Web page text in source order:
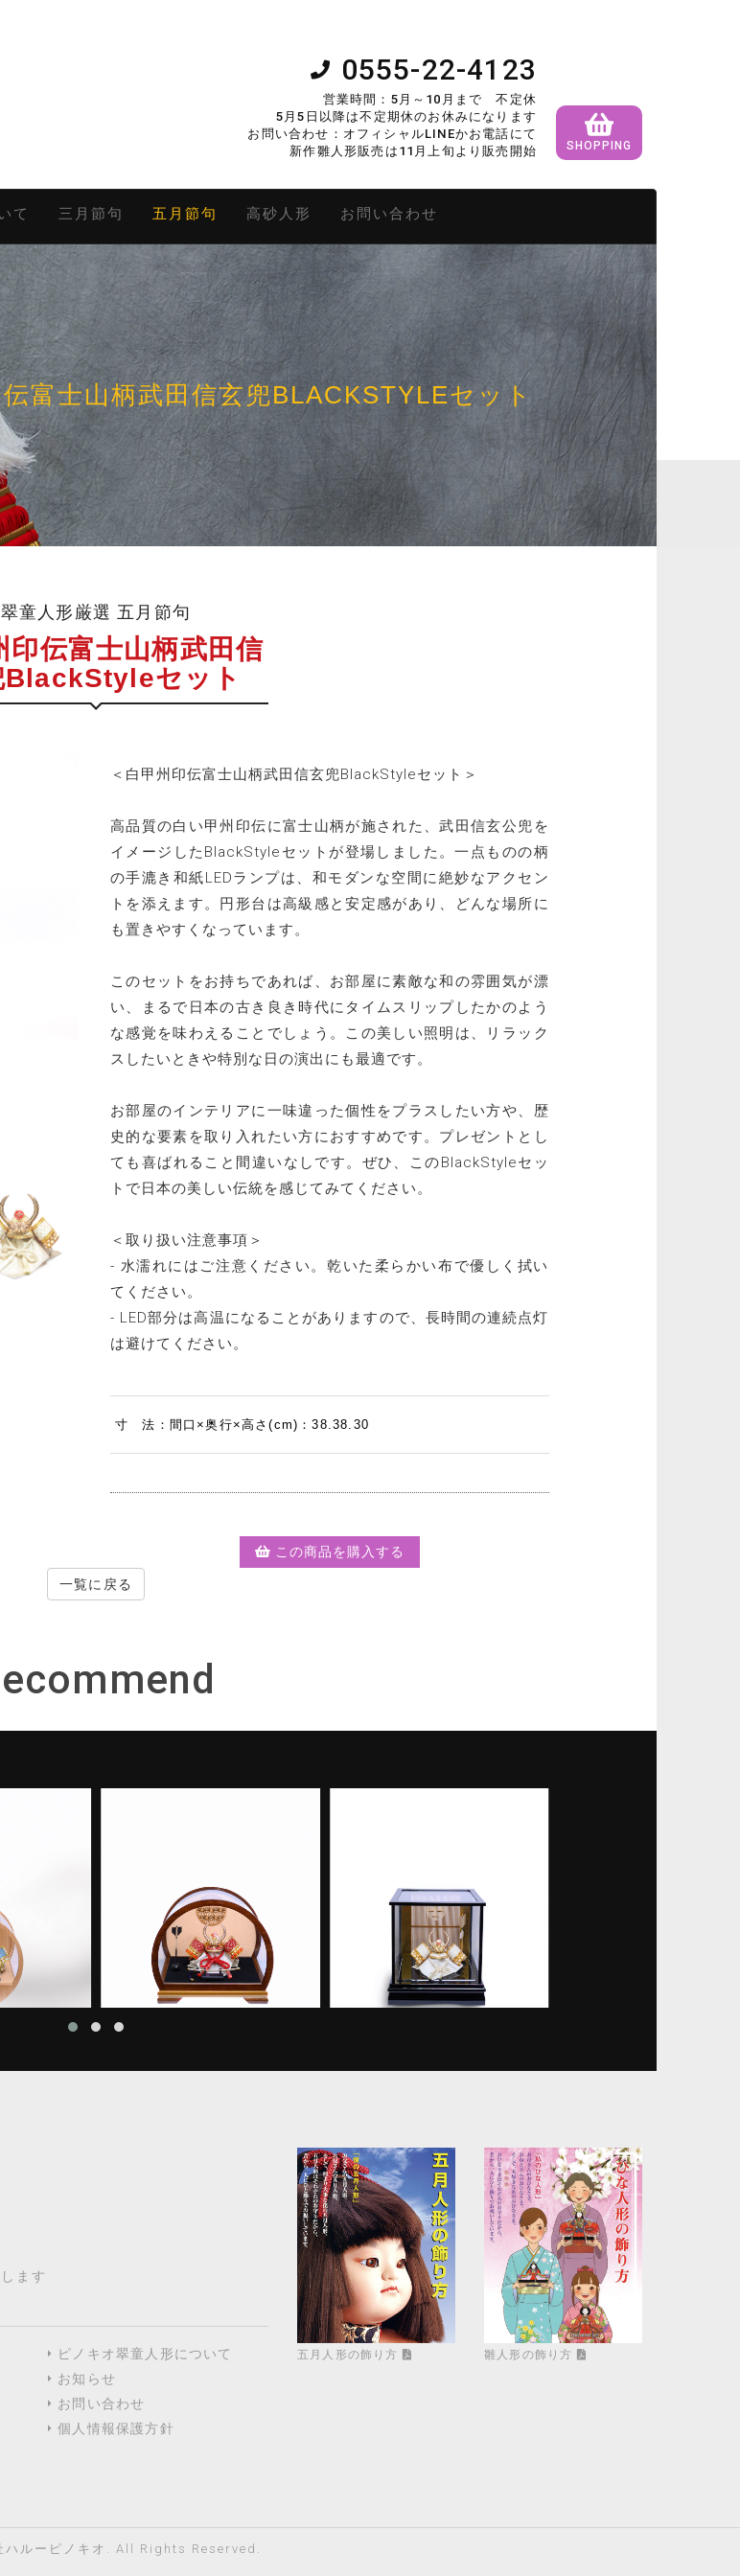
0555-22-4123
営業時間：5月～10月まで 不定休
5月5日以降は不定期休のお休みになります
お問い合わせ：オフィシャルLINEかお電話にて
新作雛人形販売は11月上旬より販売開始
SHOPPING
て 三月節句 五月節句 高砂人形 お問い合わせ
富士山柄武田信玄兜BLACKSTYLEセット
翠童人形厳選 五月節句
印伝富士山柄武田信
BlackStyleセット
＜白甲州印伝富士山柄武田信玄兜BlackStyleセット＞
高品質の白い甲州印伝に富士山柄が施された、武田信玄公兜を
イメージしたBlackStyleセットが登場しました。一点ものの柄
の手漉き和紙LEDランプは、和モダンな空間に絶妙なアクセン
トを添えます。円形台は高級感と安定感があり、どんな場所に
も置きやすくなっています。
このセットをお持ちであれば、お部屋に素敵な和の雰囲気が漂
い、まるで日本の古き良き時代にタイムスリップしたかのよう
な感覚を味わえることでしょう。この美しい照明は、リラック
スしたいときや特別な日の演出にも最適です。
お部屋のインテリアに一味違った個性をプラスしたい方や、歴
史的な要素を取り入れたい方におすすめです。プレゼントとし
ても喜ばれること間違いなしです。ぜひ、このBlackStyleセッ
トで日本の美しい伝統を感じてみてください。
＜取り扱い注意事項＞
- 水濡れにはご注意ください。乾いた柔らかい布で優しく拭い
てください。
- LED部分は高温になることがありますので、長時間の連続点灯
は避けてください。
寸 法：間口×奥行×高さ(cm)：38.38.30
この商品を購入する
一覧に戻る
ます
ピノキオ翠童人形について
お知らせ
お問い合わせ
個人情報保護方針
五月人形の飾り方 雛人形の飾り方
ハルーピノキオ . All Rights Reserved.